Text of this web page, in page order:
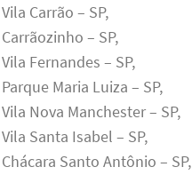
Carrão – SP,
– SP,
Fernandes – SP,
Maria Luiza – SP,
Nova Manchester – SP,
Santa Isabel – SP,
Santo Antônio – SP,